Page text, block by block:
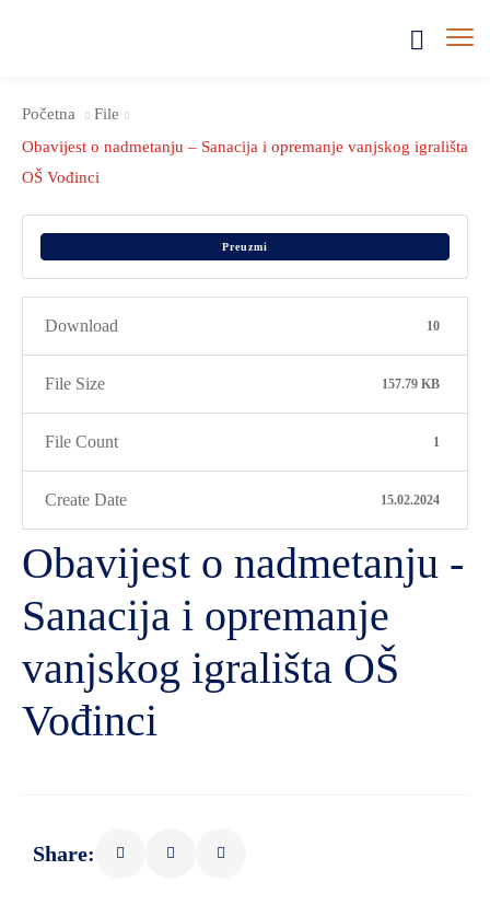
Početna
File
Obavijest o nadmetanju – Sanacija i opremanje vanjskog igrališta
OŠ Vođinci
Preuzmi
Download 10
File Size 157.79 KB
File Count 1
Create Date 15.02.2024
Obavijest o nadmetanju -
Sanacija i opremanje
vanjskog igrališta OŠ
Vođinci
Share: